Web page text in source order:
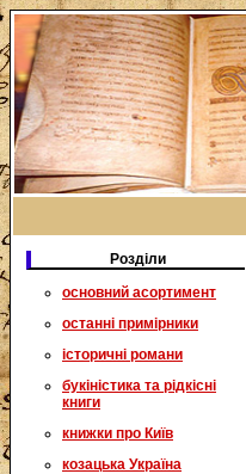
Розділи
основний асортимент
останні примірники
історичні романи
букіністика та рідкісні
книги
книжки про Київ
козацька Україна